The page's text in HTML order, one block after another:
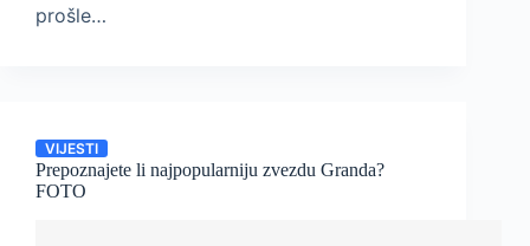
prošle…
VIJESTI
Prepoznajete li najpopularniju zvezdu Granda?
FOTO